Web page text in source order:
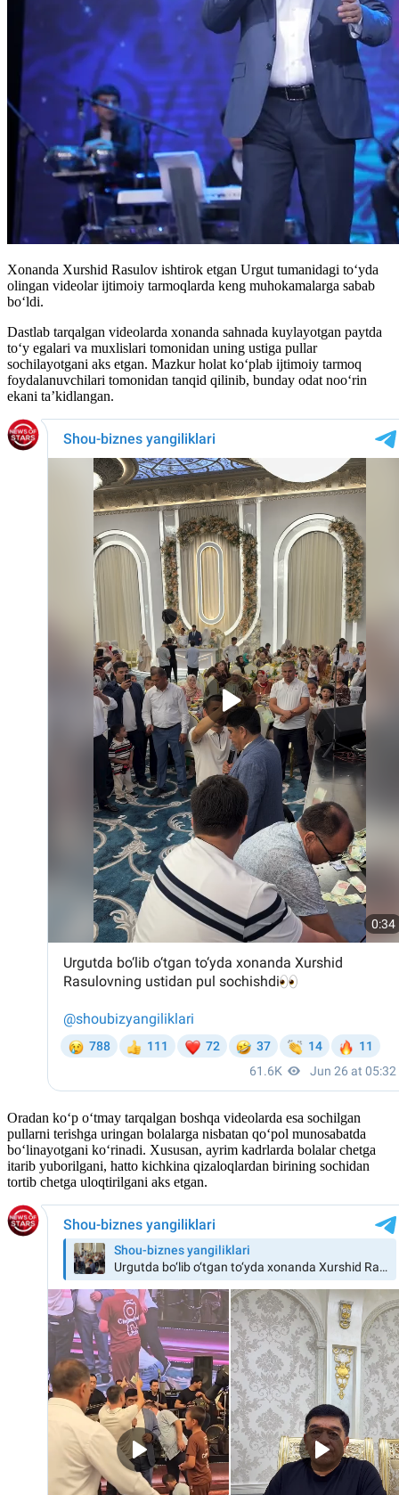
Xonanda Xurshid Rasulov ishtirok etgan Urgut tumanidagi toʻyda
olingan videolar ijtimoiy tarmoqlarda keng muhokamalarga sabab
boʻldi.
Dastlab tarqalgan videolarda xonanda sahnada kuylayotgan paytda
toʻy egalari va muxlislari tomonidan uning ustiga pullar
sochilayotgani aks etgan. Mazkur holat koʻplab ijtimoiy tarmoq
foydalanuvchilari tomonidan tanqid qilinib, bunday odat nooʻrin
ekani ta’kidlangan.
Oradan koʻp oʻtmay tarqalgan boshqa videolarda esa sochilgan
pullarni terishga uringan bolalarga nisbatan qoʻpol munosabatda
boʻlinayotgani koʻrinadi. Xususan, ayrim kadrlarda bolalar chetga
itarib yuborilgani, hatto kichkina qizaloqlardan birining sochidan
tortib chetga uloqtirilgani aks etgan.